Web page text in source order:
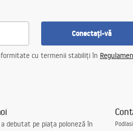
Conectați-vă
cu termenii stabiliți în
a debutat pe piața poloneză în